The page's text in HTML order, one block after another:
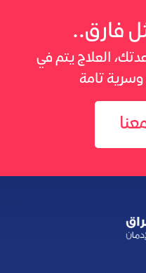
فارق..
العلاج يتم في
تامة